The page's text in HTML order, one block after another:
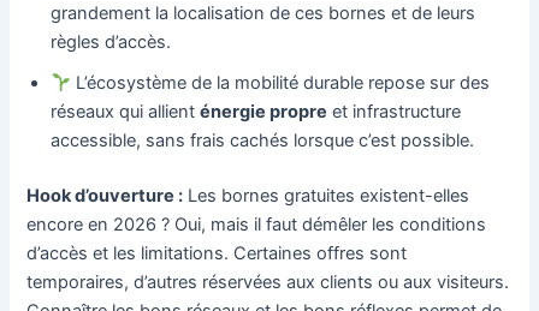
grandement la localisation de ces bornes et de leurs
règles d’accès.
L’écosystème de la mobilité durable repose sur des
réseaux qui allienténergie propre et infrastructure
accessible, sans frais cachés lorsque c’est possible.
Hook d’ouverture : Les bornes gratuites existent-elles
encore en 2026 ? Oui, mais il faut démêler les conditions
d’accès et les limitations. Certaines offres sont
temporaires, d’autres réservées aux clients ou aux visiteurs.